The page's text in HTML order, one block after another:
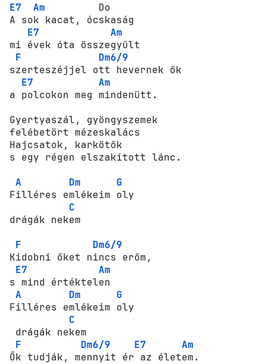
E7 Am
         Do
А sok kacat, ócskaság
E7
Am
mi évek óta összegyűlt
F
Dm6/9
szerteszéjjel ott hevernek ők
E7
Am
a polcokon meg mindenütt.
Gyertyaszál, gyöngyszemek
felébetört mézeskalács
Hajcsatok, karkötők
s egy régen elszakított lánc.
A
Dm
G
Filléres emlékeim oly
C
drágák nekem
F
Dm6/9
Kidobni őket nincs erőm,
E7
Am
s mind értéktelen
A
Dm
G
Filléres emlékeim oly
C
drágák nekem
F
Dm6/9 E7
Am
Ők tudják, mennyit ér az életem.